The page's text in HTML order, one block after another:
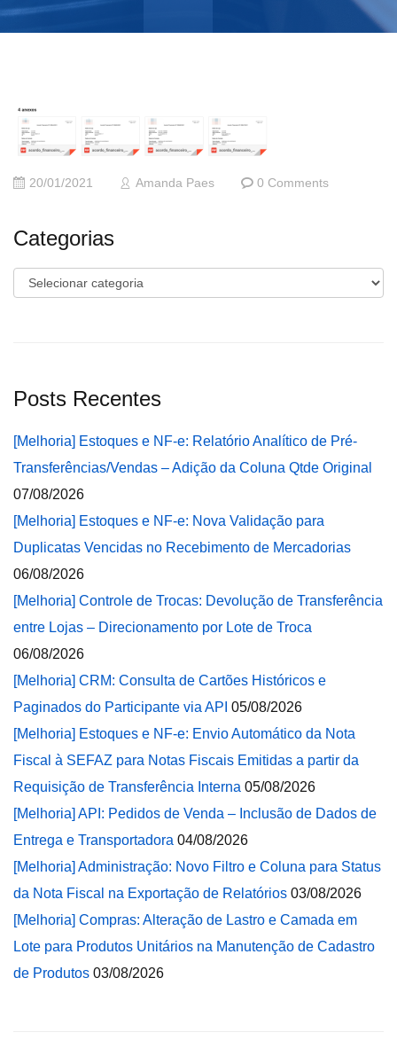
20/01/2021 Amanda Paes 0 Comments
Categorias
Categorias
Posts Recentes
[Melhoria] Estoques e NF-e: Relatório Analítico de Pré-
Transferências/Vendas – Adição da Coluna Qtde Original
07/08/2026
[Melhoria] Estoques e NF-e: Nova Validação para
Duplicatas Vencidas no Recebimento de Mercadorias
06/08/2026
[Melhoria] Controle de Trocas: Devolução de Transferência
entre Lojas – Direcionamento por Lote de Troca
06/08/2026
[Melhoria] CRM: Consulta de Cartões Históricos e
Paginados do Participante via API 05/08/2026
[Melhoria] Estoques e NF-e: Envio Automático da Nota
Fiscal à SEFAZ para Notas Fiscais Emitidas a partir da
Requisição de Transferência Interna 05/08/2026
[Melhoria] API: Pedidos de Venda – Inclusão de Dados de
Entrega e Transportadora 04/08/2026
[Melhoria] Administração: Novo Filtro e Coluna para Status
da Nota Fiscal na Exportação de Relatórios 03/08/2026
[Melhoria] Compras: Alteração de Lastro e Camada em
Lote para Produtos Unitários na Manutenção de Cadastro
de Produtos 03/08/2026